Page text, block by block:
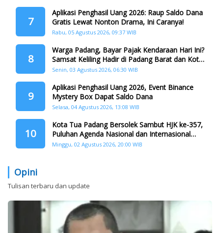
7
Aplikasi Penghasil Uang 2026: Raup Saldo Dana
Gratis Lewat Nonton Drama, Ini Caranya!
Rabu, 05 Agustus 2026, 09:37 WIB
8
Warga Padang, Bayar Pajak Kendaraan Hari Ini?
Samsat Keliling Hadir di Padang Barat dan Koto
Tangah
Senin, 03 Agustus 2026, 06:30 WIB
9
Aplikasi Penghasil Uang 2026, Event Binance
Mystery Box Dapat Saldo Dana
Selasa, 04 Agustus 2026, 13:08 WIB
10
Kota Tua Padang Bersolek Sambut HJK ke-357,
Puluhan Agenda Nasional dan Internasional
Siap Digelar
Minggu, 02 Agustus 2026, 20:00 WIB
Opini
Tulisan terbaru dan update